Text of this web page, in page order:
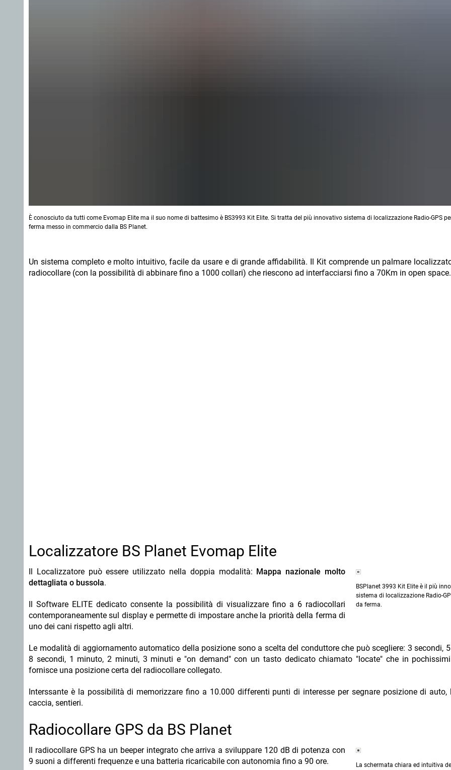
È conosciuto da tutti come Evomap Elite ma il suo nome di battesimo è BS3993 Kit Elite. Si tratta del più innovativo sistema di localizzazione Radio-GPS
ferma messo in commercio dalla BS Planet.
Un sistema completo e molto intuitivo, facile da usare e di grande affidabilità. Il Kit comprende un palmare
radiocollare (con la possibilità di abbinare fino a 1000 collari) che riescono ad interfacciarsi fino a 70Km in open space.
Localizzatore BS Planet Evomap Elite
BSPlanet 3993 Kit Elite è il più
sistema di localizzazione Radio-
da ferma.
Il Localizzatore può essere utilizzato nella doppia modalità: Mappa nazionale molto
dettagliata o bussola.
Il Software ELITE dedicato consente la possibilità di visualizzare fino a 6 radiocollari
contemporaneamente sul display e permette di impostare anche la priorità della ferma di
uno dei cani rispetto agli altri.
Le modalità di aggiornamento automatico della posizione sono a scelta del conduttore che può scegliere: 3 secondi,
8 secondi, 1 minuto, 2 minuti, 3 minuti e "on demand" con un tasto dedicato chiamato "locate" che in
fornisce una posizione certa del radiocollare collegato.
Interssante è la possibilità di memorizzare fino a 10.000 differenti punti di interesse per segnare posizione di auto,
caccia, sentieri.
Radiocollare GPS da BS Planet
La schermata chiara ed intuitiva
Il radiocollare GPS ha un beeper integrato che arriva a sviluppare 120 dB di potenza con
9 suoni a differenti frequenze e una batteria ricaricabile con autonomia fino a 90 ore.